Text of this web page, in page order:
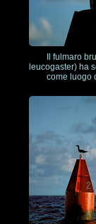
Il fulmaro
leucogaster) ha
come luogo